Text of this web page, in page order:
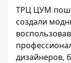
ТРЦ ЦУМ
создали
дизайнеров,